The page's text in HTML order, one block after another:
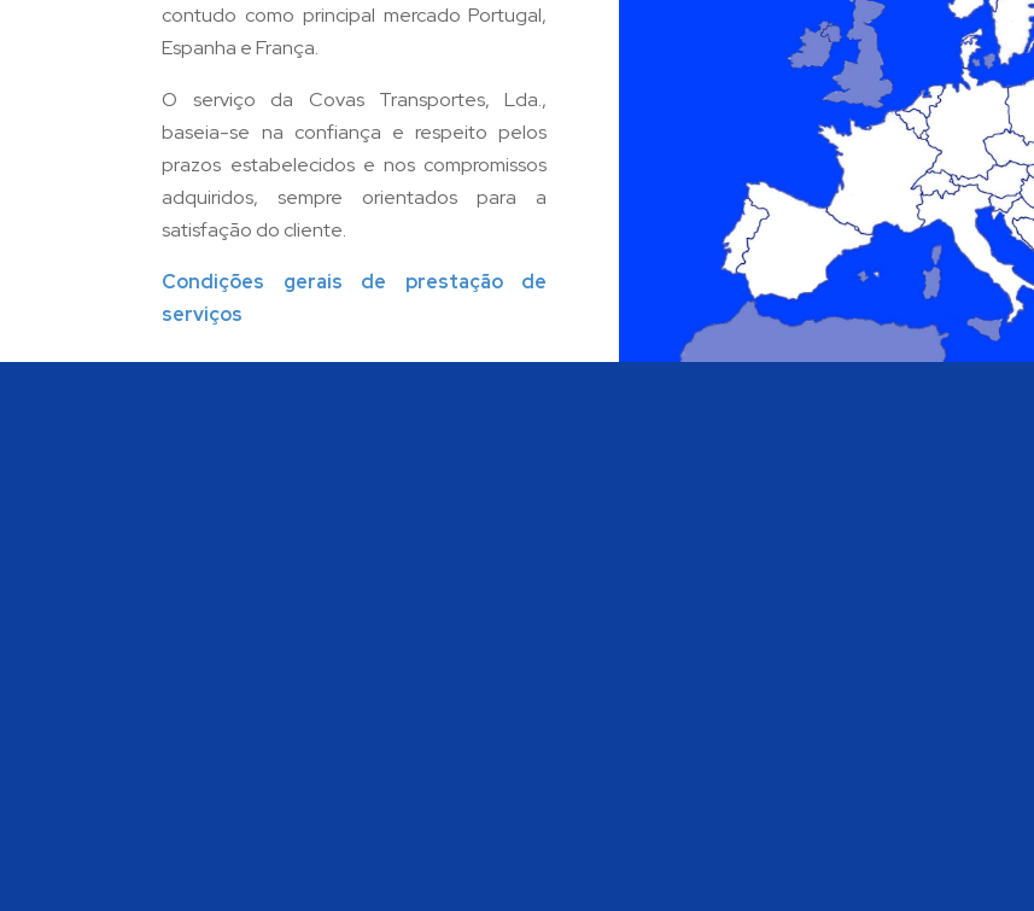
contudo como principal mercado Portugal,
Espanha e França.
O serviço da Covas Transportes, Lda.,
baseia-se na confiança e respeito pelos
prazos estabelecidos e nos compromissos
adquiridos, sempre orientados para a
satisfação do cliente.
Condições gerais de prestação de
serviços